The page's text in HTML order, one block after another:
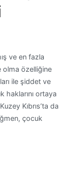
ve en fazla
olma özelliğine
ile şiddet ve
haklarını ortaya
Kıbrıs’ta da
çocuk